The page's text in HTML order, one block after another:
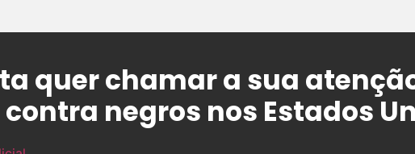
quer chamar a sua
negros nos Estados